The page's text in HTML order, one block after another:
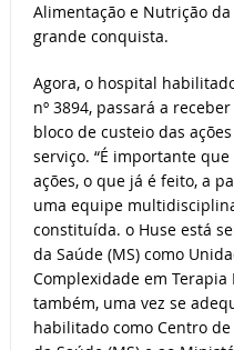
Alimentação e Nutrição da
grande conquista.
Agora, o hospital
nº 3894, passará a
bloco de custeio das
serviço. “É importante
ações, o que já é feito, a
uma equipe
constituída. o Huse está
da Saúde (MS) como
Complexidade em
também, uma vez se
habilitado como Centro